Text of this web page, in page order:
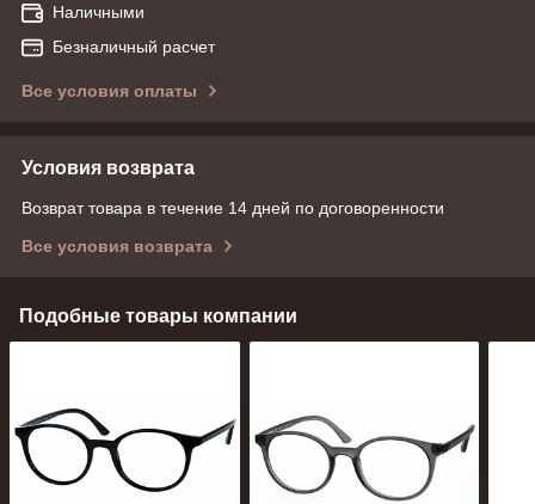
Наличными
Безналичный расчет
Все условия оплаты
Условия возврата
Возврат товара в течение 14 дней по договоренности
Все условия возврата
Подобные товары компании